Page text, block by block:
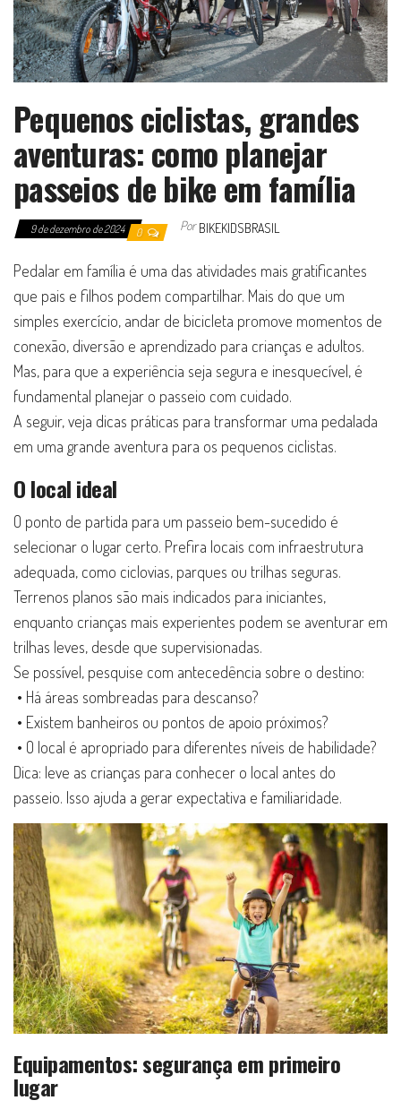
Pequenos ciclistas, grandes
aventuras: como planejar
passeios de bike em família
9 de dezembro de 2024 0 Por BIKEKIDSBRASIL
Pedalar em família é uma das atividades mais gratificantes
que pais e filhos podem compartilhar. Mais do que um
simples exercício, andar de bicicleta promove momentos de
conexão, diversão e aprendizado para crianças e adultos.
Mas, para que a experiência seja segura e inesquecível, é
fundamental planejar o passeio com cuidado.
A seguir, veja dicas práticas para transformar uma pedalada
em uma grande aventura para os pequenos ciclistas.
O local ideal
O ponto de partida para um passeio bem-sucedido é
selecionar o lugar certo. Prefira locais com infraestrutura
adequada, como ciclovias, parques ou trilhas seguras.
Terrenos planos são mais indicados para iniciantes,
enquanto crianças mais experientes podem se aventurar em
trilhas leves, desde que supervisionadas.
Se possível, pesquise com antecedência sobre o destino:
• Há áreas sombreadas para descanso?
• Existem banheiros ou pontos de apoio próximos?
• O local é apropriado para diferentes níveis de habilidade?
Dica: leve as crianças para conhecer o local antes do
passeio. Isso ajuda a gerar expectativa e familiaridade.
Equipamentos: segurança em primeiro
lugar